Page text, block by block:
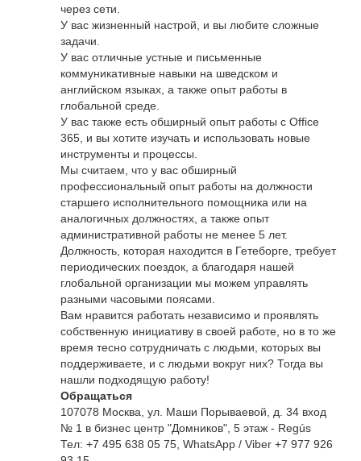
через сети.
У вас жизненный настрой, и вы любите сложные
задачи.
У вас отличные устные и письменные
коммуникативные навыки на шведском и
английском языках, а также опыт работы в
глобальной среде.
У вас также есть обширный опыт работы с Office
365, и вы хотите изучать и использовать новые
инструменты и процессы.
Мы считаем, что у вас обширный
профессиональный опыт работы на должности
старшего исполнительного помощника или на
аналогичных должностях, а также опыт
административной работы не менее 5 лет.
Должность, которая находится в Гетеборге, требует
периодических поездок, а благодаря нашей
глобальной организации мы можем управлять
разными часовыми поясами.
Вам нравится работать независимо и проявлять
собственную инициативу в своей работе, но в то же
время тесно сотрудничать с людьми, которых вы
поддерживаете, и с людьми вокруг них? Тогда вы
нашли подходящую работу!
Обращаться
107078 Москва, ул. Маши Порываевой, д. 34 вход
№ 1 в бизнес центр "Домников", 5 этаж - Regús
Тел: +7 495 638 05 75, WhatsApp / Viber +7 977 926